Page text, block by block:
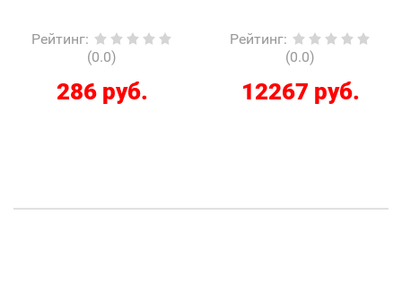
Рейтинг:
(0.0)
286 руб.
Рейтинг:
(0.0)
12267 руб.